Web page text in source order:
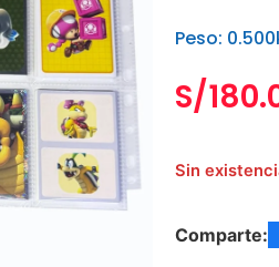
Peso:
S/
Sin
Comparte: